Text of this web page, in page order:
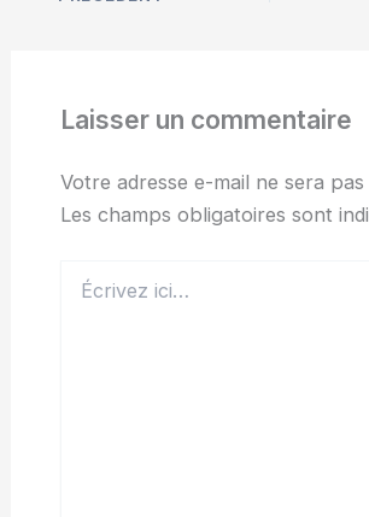
Laisser un commentaire
Votre adresse e-mail ne sera
Les champs obligatoires sont
ici…